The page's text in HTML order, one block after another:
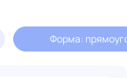
Форма: